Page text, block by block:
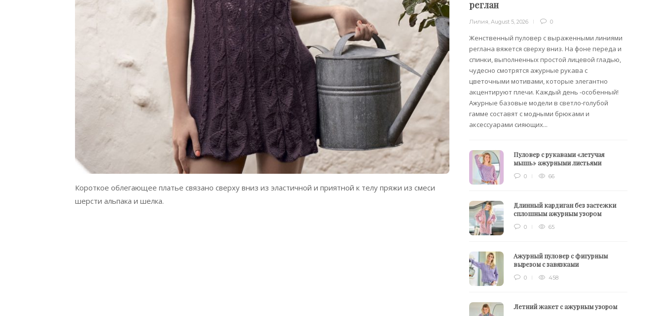
Короткое облегающее платье связано сверху вниз из эластичной и приятной к телу пряжи из смеси
шерсти альпака и шелка.
реглан
Лилия ,August 5, 2026 0
Женственный пуловер с выраженными линиями
реглана вяжется сверху вниз. На фоне переда и
спинки, выполненных простой лицевой гладью,
чудесно смотрятся ажурные рукава с
цветочными мотивами, которые элегантно
акцентируют плечи. Каждый день -особенный!
Ажурные базовые модели в светло-голубой
гамме составят с модными брюками и
аксессуарами сияющих...
Пуловер с рукавами «летучая
мышь» ажурными листьями
0 66
Длинный кардиган без застежки
сплошным ажурным узором
0 65
Ажурный пуловер с фигурным
вырезом с завязками
0 458
Летний жакет с ажурным узором